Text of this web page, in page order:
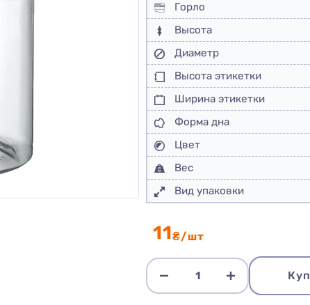
11₴/шт
Горло
Высота
Диаметр
Высота этикетки
Ширина этикетки
Форма дна
Цвет
Вес
Вид упаковки